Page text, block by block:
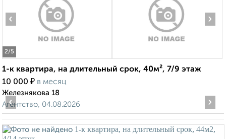
2/5
‹ ›
1-к квартира, на длительный срок, 40м², 7/9 этаж
10 000 ₽ в месяц
Железнякова 18
Агентство, 04.08.2026
‹ ›